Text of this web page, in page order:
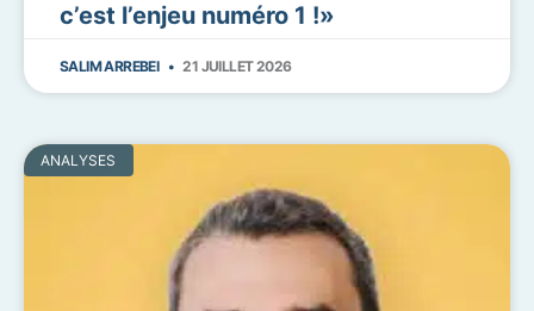
c’est l’enjeu numéro 1 !»
SALIM ARREBEI 21 JUILLET 2026
ANALYSES